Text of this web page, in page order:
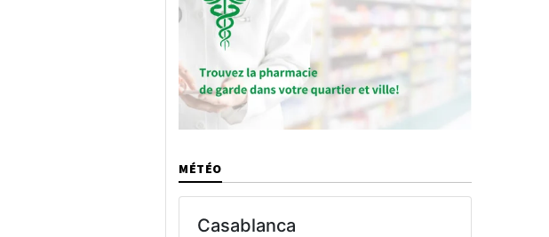
MÉTÉO
Casablanca